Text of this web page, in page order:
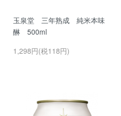
玉泉堂 三年熟成 純米本味
醂 500ml
1,298円(税118円)